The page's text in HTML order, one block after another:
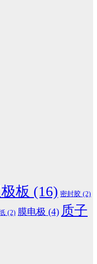
板 (16) 密封胶 (2)
(2) 膜电极 (4) 质子